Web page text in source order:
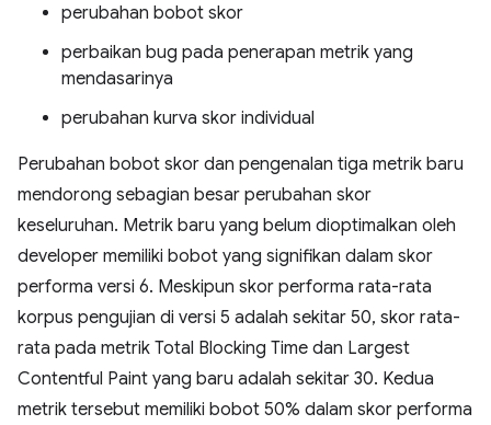
perubahan bobot skor
perbaikan bug pada penerapan metrik yang
mendasarinya
perubahan kurva skor individual
Perubahan bobot skor dan pengenalan tiga metrik baru
mendorong sebagian besar perubahan skor
keseluruhan. Metrik baru yang belum dioptimalkan oleh
developer memiliki bobot yang signifikan dalam skor
performa versi 6. Meskipun skor performa rata-rata
korpus pengujian di versi 5 adalah sekitar 50, skor rata-
rata pada metrik Total Blocking Time dan Largest
Contentful Paint yang baru adalah sekitar 30. Kedua
metrik tersebut memiliki bobot 50% dalam skor performa